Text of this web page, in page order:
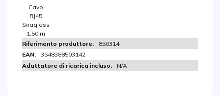
Cavo
RJ45
Snagless
1,50 m
850314
3548388503142
N/A